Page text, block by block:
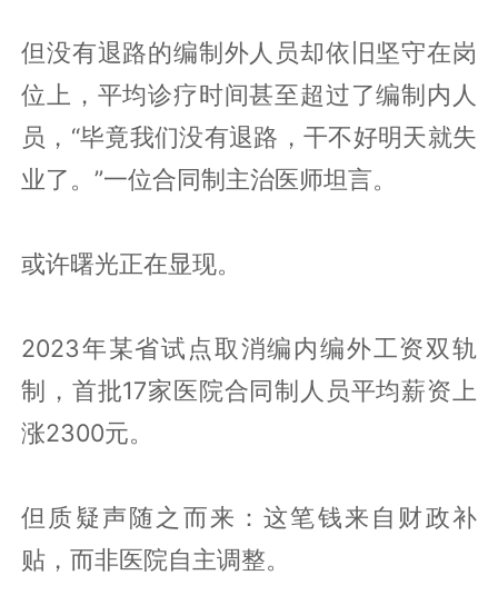
但没有退路的编制外人员却依旧坚守在岗
位上，平均诊疗时间甚至超过了编制内人
员，“毕竟我们没有退路，干不好明天就失
业了。”一位合同制主治医师坦言。
或许曙光正在显现。
2023年某省试点取消编内编外工资双轨
制，首批17家医院合同制人员平均薪资上
涨2300元。
但质疑声随之而来：这笔钱来自财政补
贴，而非医院自主调整。